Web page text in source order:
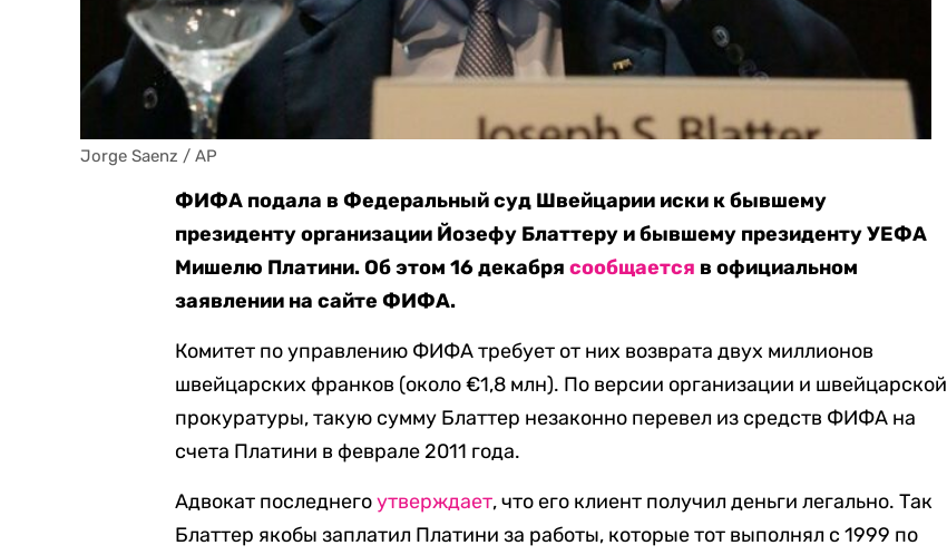
Jorge Saenz / AP
ФИФА подала в Федеральный суд Швейцарии иски к бывшему
президенту организации Йозефу Блаттеру и бывшему президенту УЕФА
Мишелю Платини. Об этом 16 декабрясообщается в официальном
заявлении на сайте ФИФА.
Комитет по управлению ФИФА требует от них возврата двух миллионов
швейцарских франков (около €1,8 млн). По версии организации и швейцарской
прокуратуры, такую сумму Блаттер незаконно перевел из средств ФИФА на
счета Платини в феврале 2011 года.
Адвокат последнегоутверждает, что его клиент получил деньги легально. Так
Блаттер якобы заплатил Платини за работы, которые тот выполнял с 1999 по